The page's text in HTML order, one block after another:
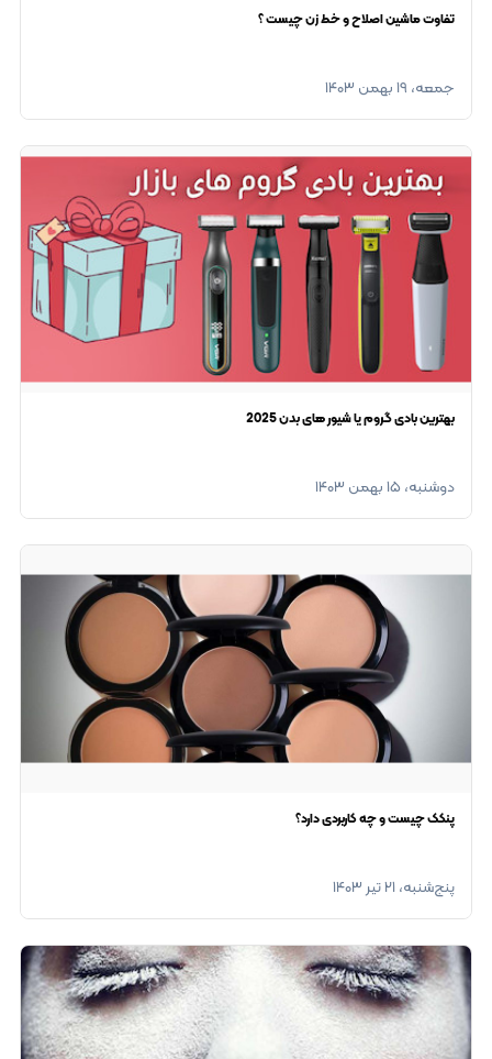
تفاوت ماشین اصلاح و خط زن چیست ؟
جمعه، ۱۹ بهمن ۱۴۰۳
بهترين بادی گروم یا شیور های بدن 2025
دوشنبه، ۱۵ بهمن ۱۴۰۳
پنکک چیست و چه کاربردی دارد؟
پنج‌شنبه، ۲۱ تیر ۱۴۰۳